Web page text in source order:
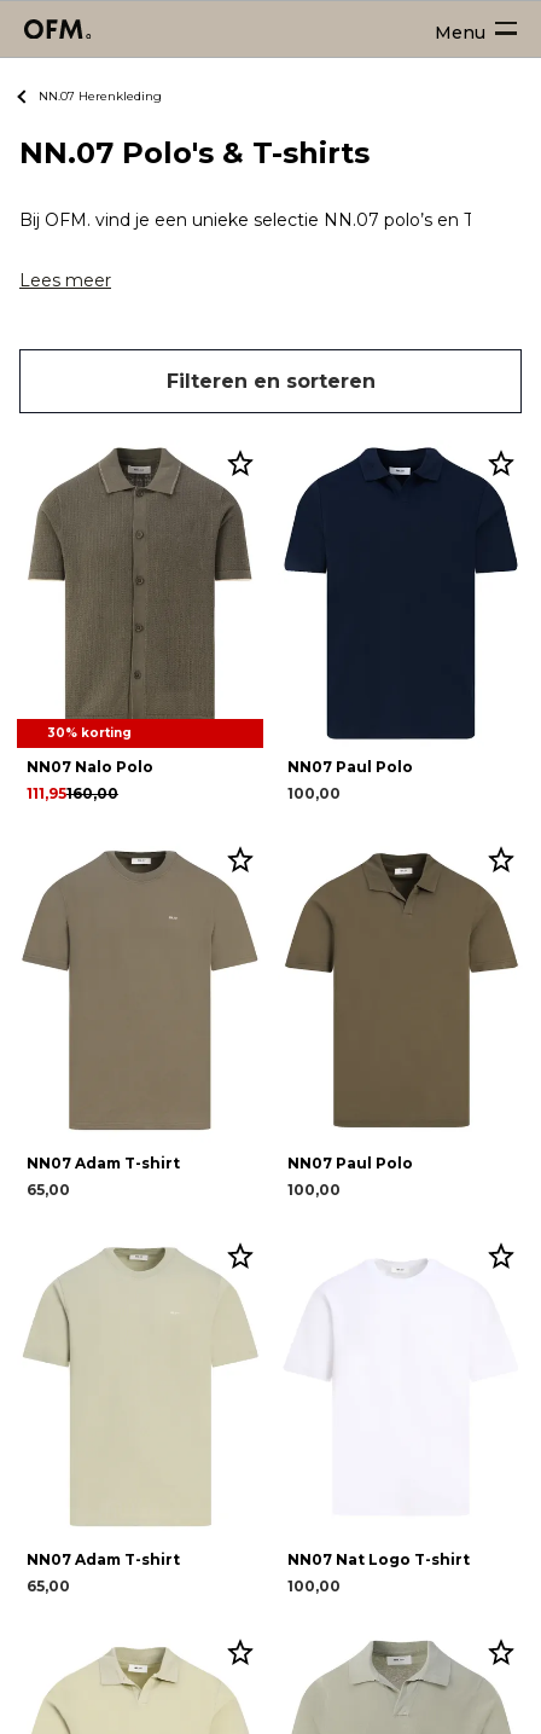
Menu
NN.07 Herenkleding
NN.07 Polo's & T-shirts
Bij OFM. vind je een unieke selectie NN.07 polo’s en T-
Lees meer
Filteren en sorteren
30% korting
NN07 Nalo Polo
160,00
111,95
NN07 Paul Polo
100,00
NN07 Adam T-shirt
65,00
NN07 Paul Polo
100,00
NN07 Adam T-shirt
65,00
NN07 Nat Logo T-shirt
100,00